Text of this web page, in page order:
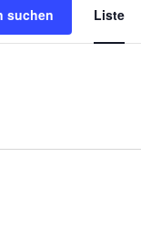
suchen Liste